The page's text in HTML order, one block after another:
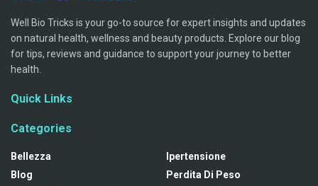
Well Bio Tricks is your go-to source for expert insights and updates
on natural health, wellness and beauty products. Explore our blog
for tips, reviews and guidance to support your journey to better
health.
Quick Links
Categories
Bellezza
Blog
Ipertensione
Perdita Di Peso